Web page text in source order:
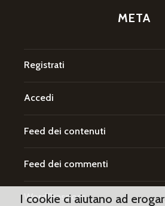
META
Registrati
Accedi
Feed dei contenuti
Feed dei commenti
WordPress.org
I cookie ci aiutano ad